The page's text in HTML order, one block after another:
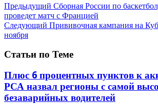
Предыдущий Сборная России по
проведет матч с Францией
Следующий Прививочная кампания на
ноября
Статьи по Теме
Плюс 6 процентных пунктов к
РСА назвал регионы с самой
безаварийных водителей